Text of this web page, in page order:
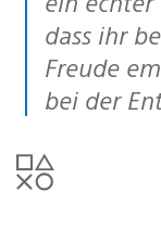
dass ihr
Freude
bei der